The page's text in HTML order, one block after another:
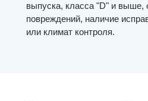
выпуска, класса "D" и выше,
повреждений, наличие
или климат контроля.